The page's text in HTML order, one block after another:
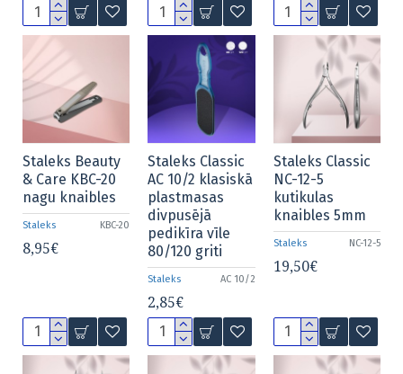
Staleks KBC-20
Staleks Beauty
& Care KBC-20
nagu knaibles
8,95€
Staleks AC 10/2
Staleks Classic
AC 10/2 klasiskā
plastmasas
divpusējā
pedikīra vīle
80/120 griti
2,85€
Staleks NC-12-5
Staleks Classic
NC-12-5
kutikulas
knaibles 5mm
19,50€